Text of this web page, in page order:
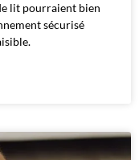
lit pourraient bien
sécurisé